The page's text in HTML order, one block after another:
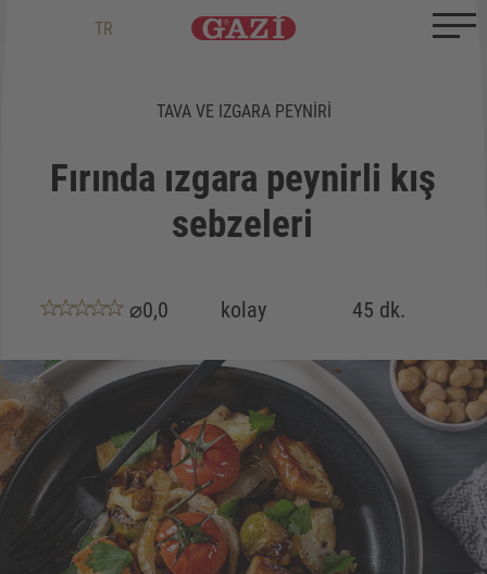
TR
TAVA VE IZGARA PEYNIRI
Fırında ızgara peynirli kış
sebzeleri
⌀0,0 kolay 45 dk.